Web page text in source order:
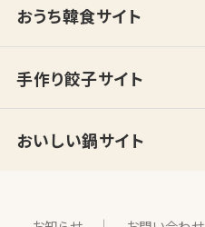
おうち韓食サイト
手作り餃子サイト
おいしい鍋サイト